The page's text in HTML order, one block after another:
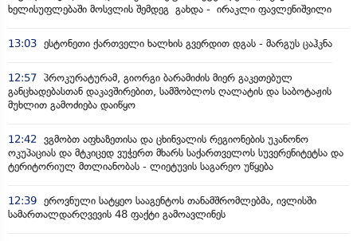
ხელისუფლებაში მოსვლის შემდეგ გახდა - ირაკლი ფავლენიშვილი
13:03 ესტონეთი ქართველი ხალხის გვერდით დგას - მარგუს ცაჰკნა
12:57 პროკურატურამ, გიორგი ბარამიძის მიერ გაკეთებულ
განცხადებასთან დაკავშირებით, სამშობლოს ღალატის და საბოტაჟის
მუხლით გამოძიება დაიწყო
12:42
ვგმობთ აფხაზეთისა და ცხინვალის რეგიონების უკანონო
ოკუპაციას და მტკიცედ ვუჭერთ მხარს საქართველოს სუვერენიტეტსა და
ტერიტორიულ მთლიანობას - ლიეტუვის საგარეო უწყება
12:39 ეროვნული სატყეო სააგენტოს თანამშრომლებმა, ივლისში
სამართალდარღვევის 48 ფაქტი გამოავლინეს